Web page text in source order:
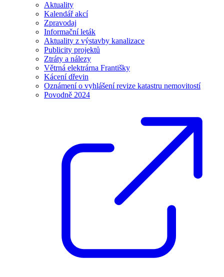
Aktuality
Kalendář akcí
Zpravodaj
Informační leták
Aktuality z výstavby kanalizace
Publicity projektů
Ztráty a nálezy
Větrná elektrárna Františky
Kácení dřevin
Oznámení o vyhlášení revize katastru nemovitostí
Povodně 2024